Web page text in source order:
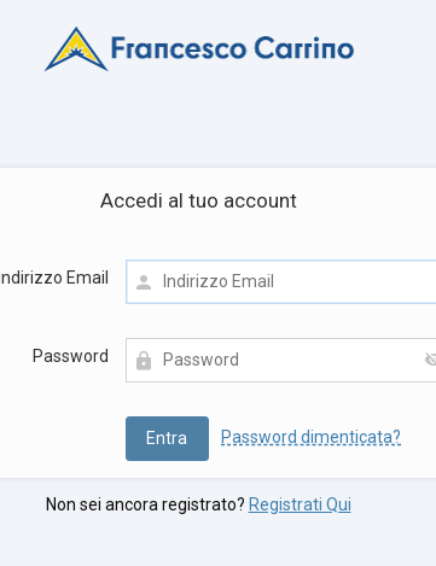
Accedi al tuo account
Indirizzo Email
Password
Password dimenticata?
Non sei ancora registrato? Registrati Qui